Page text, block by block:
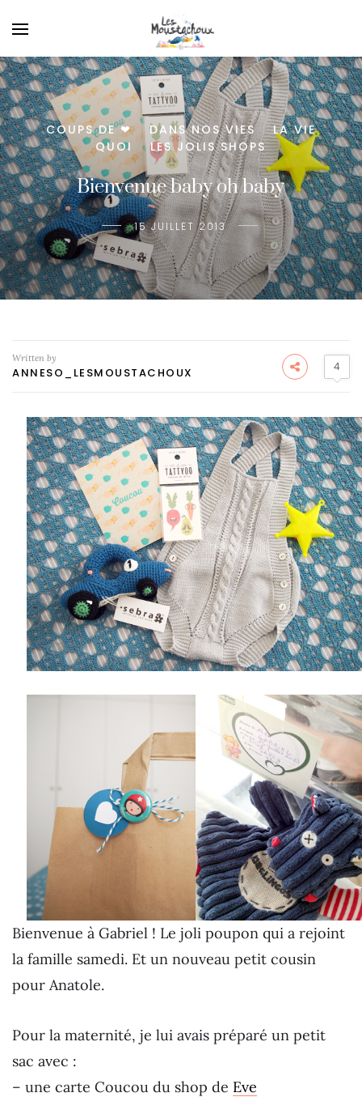
COUPS DE ❤ / DANS NOS VIES / LA VIE
QUOI
/ LES JOLIS SHOPS
Bienvenue baby oh baby
15 JUILLET 2013
Written by
ANNESO_LESMOUSTACHOUX 4
Bienvenue à Gabriel ! Le joli poupon qui a rejoint
la famille samedi. Et un nouveau petit cousin
pour Anatole.
Pour la maternité, je lui avais préparé un petit
sac avec :
– une carte Coucou du shop de Eve